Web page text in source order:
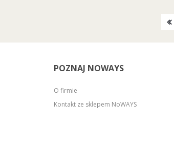
POZNAJ NOWAYS
O firmie
Kontakt ze sklepem NoWAYS